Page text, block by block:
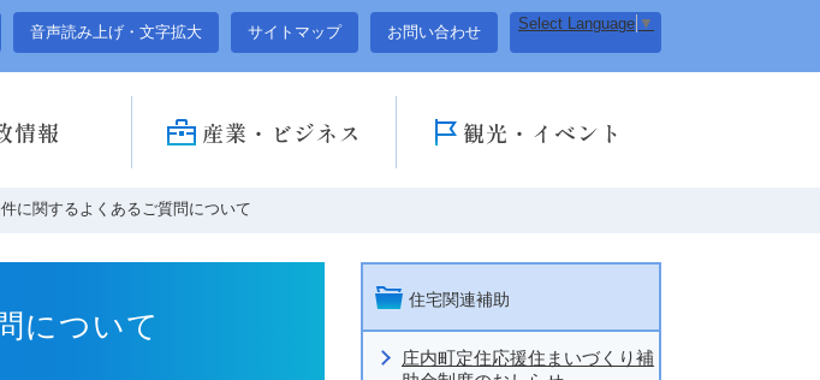
本文へ移動
音声読み上げ・文字拡大 サイトマップ お問い合わせ Select Language ▼
情報 産業・ビジネス 観光・イベント
に関するよくあるご質問について
について
住宅関連補助
庄内町定住応援住まいづくり補